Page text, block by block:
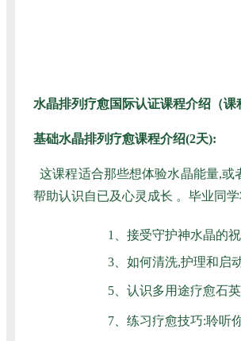
水晶排列疗愈国际认证课程介绍（
基础水晶排列疗愈课程介绍(2天):
这课程适合那些想体验水晶能量,或
帮助认识自已及心灵成长 。毕业同
1、接受守护神水晶的
3、如何清洗,护理和启
5、认识多用途疗愈石英
7、练习疗愈技巧:聆听